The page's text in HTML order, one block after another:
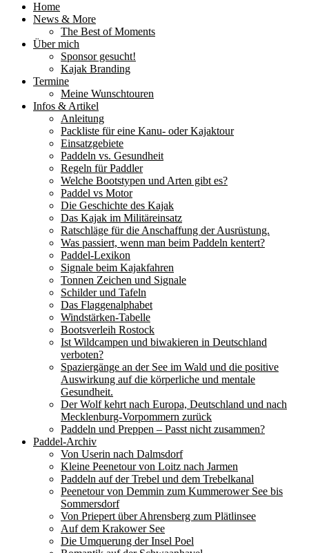
Home
News & More
The Best of Moments
Über mich
Sponsor gesucht!
Kajak Branding
Termine
Meine Wunschtouren
Infos & Artikel
Anleitung
Packliste für eine Kanu- oder Kajaktour
Einsatzgebiete
Paddeln vs. Gesundheit
Regeln für Paddler
Welche Bootstypen und Arten gibt es?
Paddel vs Motor
Die Geschichte des Kajak
Das Kajak im Militäreinsatz
Ratschläge für die Anschaffung der Ausrüstung.
Was passiert, wenn man beim Paddeln kentert?
Paddel-Lexikon
Signale beim Kajakfahren
Tonnen Zeichen und Signale
Schilder und Tafeln
Das Flaggenalphabet
Windstärken-Tabelle
Bootsverleih Rostock
Ist Wildcampen und biwakieren in Deutschland
verboten?
Spaziergänge an der See im Wald und die positive
Auswirkung auf die körperliche und mentale
Gesundheit.
Der Wolf kehrt nach Europa, Deutschland und nach
Mecklenburg-Vorpommern zurück
Paddeln und Preppen – Passt nicht zusammen?
Paddel-Archiv
Von Userin nach Dalmsdorf
Kleine Peenetour von Loitz nach Jarmen
Paddeln auf der Trebel und dem Trebelkanal
Peenetour von Demmin zum Kummerower See bis
Sommersdorf
Von Priepert über Ahrensberg zum Plätlinsee
Auf dem Krakower See
Die Umquerung der Insel Poel